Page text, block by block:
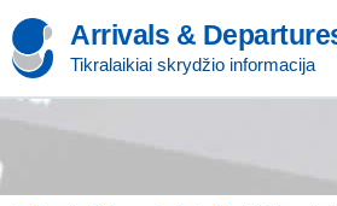
Arrivals &
Tikralaikiai skrydžio informacija